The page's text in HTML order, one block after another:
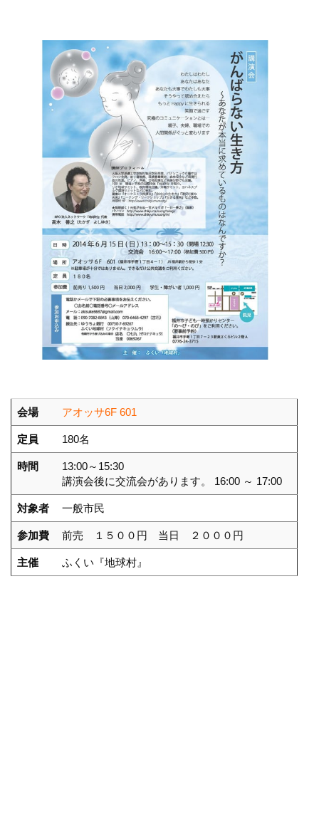
会場 アオッサ6F 601
定員 180名
時間
13:00～15:30
講演会後に交流会があります。 16:00 ～ 17:00
対象者 一般市民
参加費 前売 １５００円 当日 ２０００円
主催 ふくい『地球村』